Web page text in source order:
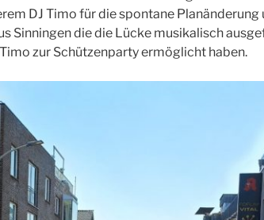
DJ Timo für die spontane Planänderung
Sinningen die die Lücke musikalisch
zur Schützenparty ermöglicht haben.